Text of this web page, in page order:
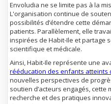
Envoludia ne se limite pas à la
L'organisation continue de
possibilités d’étendre cette
patients. Parallèlement, elle
inspirées de Habit-Ile et partage
scientifique et médicale.
Ainsi, Habit-Ile représente une
rééducation des enfants atteints
nouvelles perspectives de
soutien d’acteurs engagés,
recherche et des pratiques